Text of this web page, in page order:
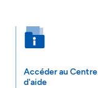
Accéder au Centre
d'aide